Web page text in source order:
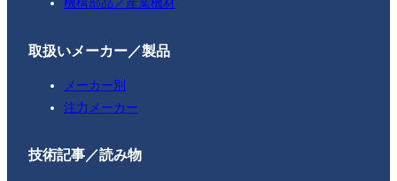
取扱いメーカー／製品
メーカー別
注力メーカー
技術記事／読み物